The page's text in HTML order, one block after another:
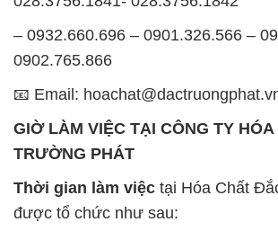
TRƯỜNG PHÁT
được tổ chức như sau:
Thứ 2 đến thứ 6: Buổi sáng: từ 8h
chiều: từ 12h30 đến 17h
Thứ 7: Buổi sáng: từ 8h đến 11h –
12h30 đến 16h